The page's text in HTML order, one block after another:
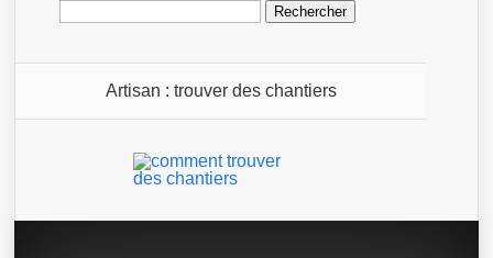
Artisan : trouver des chantiers